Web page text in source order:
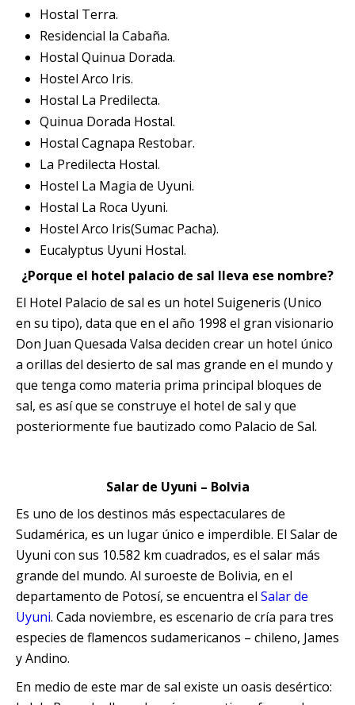
Hostal Terra.
Residencial la Cabaña.
Hostal Quinua Dorada.
Hostel Arco Iris.
Hostal La Predilecta.
Quinua Dorada Hostal.
Hostal Cagnapa Restobar.
La Predilecta Hostal.
Hostel La Magia de Uyuni.
Hostal La Roca Uyuni.
Hostel Arco Iris(Sumac Pacha).
Eucalyptus Uyuni Hostal.
¿Porque el hotel palacio de sal lleva ese nombre?
El Hotel Palacio de sal es un hotel Suigeneris (Unico
en su tipo), data que en el año 1998 el gran visionario
Don Juan Quesada Valsa deciden crear un hotel único
a orillas del desierto de sal mas grande en el mundo y
que tenga como materia prima principal bloques de
sal, es así que se construye el hotel de sal y que
posteriormente fue bautizado como Palacio de Sal.
Salar de Uyuni – Bolvia
Es uno de los destinos más espectaculares de
Sudamérica, es un lugar único e imperdible. El Salar de
Uyuni con sus 10.582 km cuadrados, es el salar más
grande del mundo. Al suroeste de Bolivia, en el
departamento de Potosí, se encuentra el Salar de
Uyuni. Cada noviembre, es escenario de cría para tres
especies de flamencos sudamericanos – chileno, James
y Andino.
En medio de este mar de sal existe un oasis desértico: